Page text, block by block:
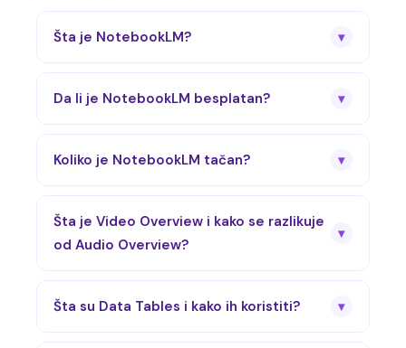
Šta je NotebookLM? ▾
Da li je NotebookLM besplatan? ▾
Koliko je NotebookLM tačan? ▾
Šta je Video Overview i kako se razlikuje
od Audio Overview?
▾
Šta su Data Tables i kako ih koristiti? ▾